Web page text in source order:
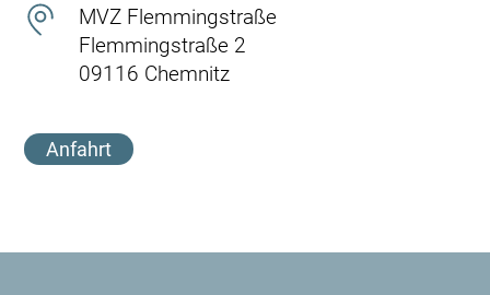
MVZ Flemmingstraße
Flemmingstraße 2
09116 Chemnitz
Anfahrt